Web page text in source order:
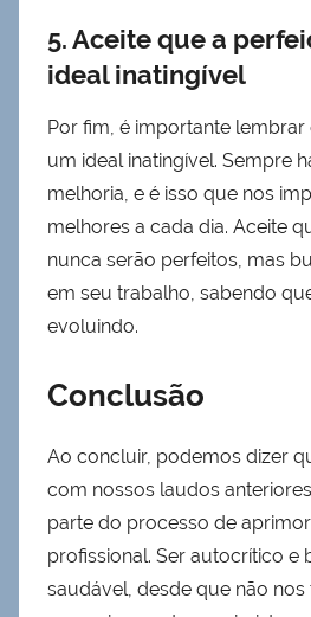
5. Aceite que a
ideal inatingível
Por fim, é importante
um ideal inatingível. Sempre
melhoria, e é isso que nos
melhores a cada dia. Aceite
nunca serão perfeitos, mas
em seu trabalho, sabendo
evoluindo.
Conclusão
Ao concluir, podemos dizer
com nossos laudos
parte do processo de
profissional. Ser autocrítico e
saudável, desde que não